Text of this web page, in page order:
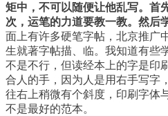
矩中，不可以随便让他乱写。首
次，运笔的力道要教一教。然后
面上有许多硬笔字帖，北京推广
生就著字帖描、临。我知道有些
不是不行，但读经本上的字是印
合人的手，因为人是用右手写字
往右上稍微有个斜度，印刷字体
不是最好的范本。